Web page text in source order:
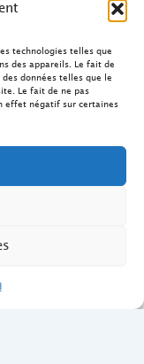
technologies telles que
des appareils. Le fait de
données telles que le
Le fait de ne pas
effet négatif sur certaines